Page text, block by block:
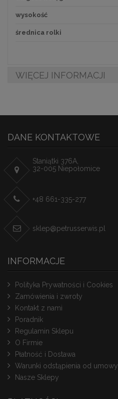
wysokość
średnica rolki
WIĘCEJ INFORMACJI
DANE KONTAKTOWE
Staniątki 376A,
32-005 Niepołomice
+48 661-335-277
sklep@petrusserwis.pl
INFORMACJE
Polityka Prywatności i Cookies
Zamówienia i zwroty
Kontakt z nami
Poradnik
Regulamin Sklepu
O Firmie
Płatność i Dostawa
Warunki odstąpienia od umowy
Nasze Sklepy